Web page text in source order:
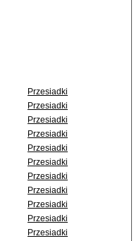
Przesiadki
Przesiadki
Przesiadki
Przesiadki
Przesiadki
Przesiadki
Przesiadki
Przesiadki
Przesiadki
Przesiadki
Przesiadki